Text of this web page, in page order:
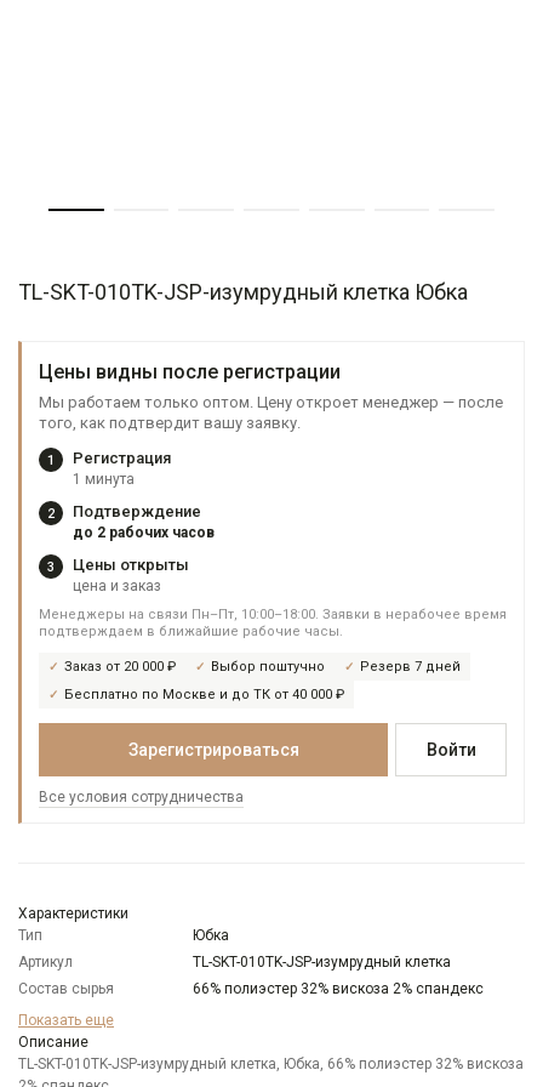
TL-SKT-010TK-JSP-изумрудный клетка Юбка
Цены видны после регистрации
Мы работаем только оптом. Цену откроет менеджер — после
того, как подтвердит вашу заявку.
1 Регистрация
1 минута
2 Подтверждение
до 2 рабочих часов
3 Цены открыты
цена и заказ
Менеджеры на связи Пн–Пт, 10:00–18:00. Заявки в нерабочее время
подтверждаем в ближайшие рабочие часы.
Заказ от 20 000 ₽ Выбор поштучно
Резерв 7 дней
Бесплатно по Москве и до ТК от 40 000 ₽
Зарегистрироваться Войти
Все условия сотрудничества
Характеристики
Тип
Юбка
Артикул
TL-SKT-010TK-JSP-изумрудный клетка
Состав сырья
66% полиэстер 32% вискоза 2% спандекс
Модель
Цвет
Карман
отсутствует
Показать еще
Описание
TL-SKT-010TK-JSP-изумрудный клетка, Юбка, 66% полиэстер 32% вискоза